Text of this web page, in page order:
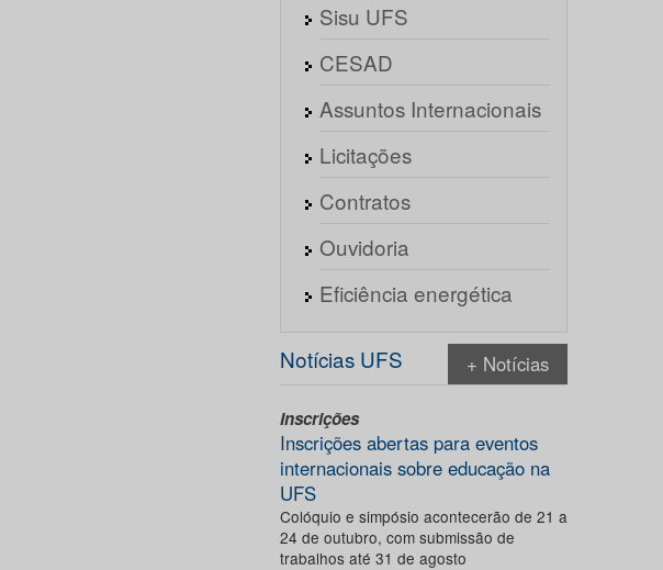
Sisu UFS
CESAD
Assuntos Internacionais
Licitações
Contratos
Ouvidoria
Eficiência energética
Notícias UFS + Notícias
Inscrições
Inscrições abertas para eventos
internacionais sobre educação na
UFS
Colóquio e simpósio acontecerão de 21 a
24 de outubro, com submissão de
trabalhos até 31 de agosto